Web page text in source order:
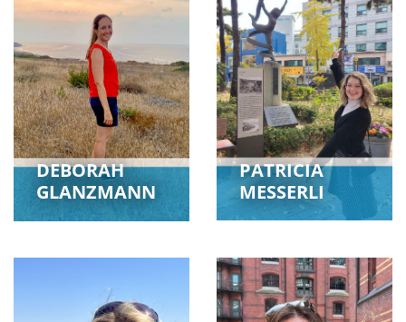
DEBORAH
GLANZMANN
PATRICIA
MESSERLI